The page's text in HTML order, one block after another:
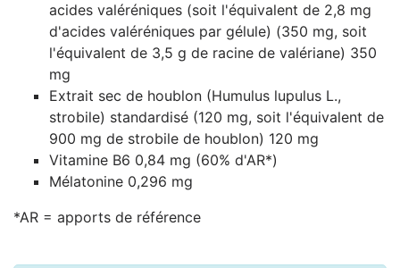
acides valéréniques (soit l'équivalent de 2,8 mg
d'acides valéréniques par gélule) (350 mg, soit
l'équivalent de 3,5 g de racine de valériane) 350
mg
Extrait sec de houblon (Humulus lupulus L.,
strobile) standardisé (120 mg, soit l'équivalent de
900 mg de strobile de houblon) 120 mg
Vitamine B6 0,84 mg (60% d'AR*)
Mélatonine 0,296 mg
*AR = apports de référence